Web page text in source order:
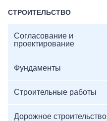
СТРОИТЕЛЬСТВО
Согласование и
проектирование
Фундаменты
Строительные работы
Дорожное строительство